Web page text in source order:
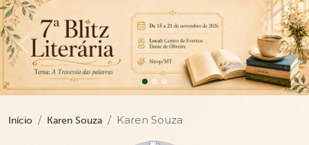
Previous
Início Karen Souza Karen Souza